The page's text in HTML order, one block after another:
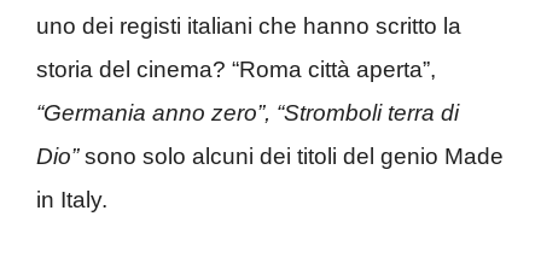
uno dei registi italiani che hanno scritto la
storia del cinema? “Roma città aperta”,
“Germania anno zero”, “Stromboli terra di
Dio”sono solo alcuni dei titoli del genio Made
in Italy.